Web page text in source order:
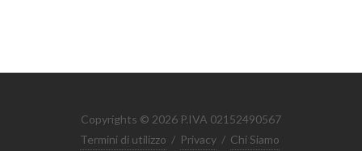
Copyrights © 2026 P.IVA 02152490567
Termini di utilizzo / Privacy / Chi Siamo